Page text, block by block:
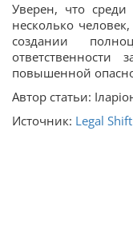
Уверен, что среди
несколько
создании
повышенной
Автор статьи:
Источник: Legal Shift